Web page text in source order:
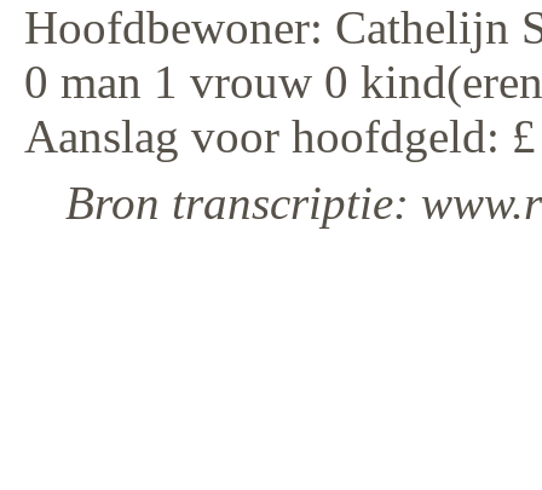
Hoofdbewoner: Cathelijn
0 man 1 vrouw 0
Aanslag voor hoofdgeld:
Bron transcriptie: